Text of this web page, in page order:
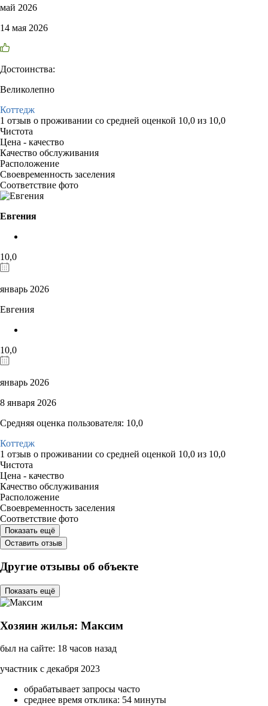
май 2026
14 мая 2026
Достоинства:
Великолепно
Коттедж
1 отзыв о проживании со средней оценкой 10,0 из 10,0
Чистота
Цена - качество
Качество обслуживания
Расположение
Своевременность заселения
Соответствие фото
Евгения
10,0
январь 2026
Евгения
10,0
январь 2026
8 января 2026
Средняя оценка пользователя: 10,0
Коттедж
1 отзыв о проживании со средней оценкой 10,0 из 10,0
Чистота
Цена - качество
Качество обслуживания
Расположение
Своевременность заселения
Соответствие фото
Показать ещё
Оставить отзыв
Другие отзывы об объекте
Показать ещё
Хозяин жилья: Максим
был на сайте: 18 часов назад
участник с декабря 2023
обрабатывает запросы часто
среднее время отклика: 54 минуты